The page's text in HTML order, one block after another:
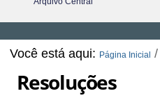
Você está aqui: Página Inicial /
Resoluções